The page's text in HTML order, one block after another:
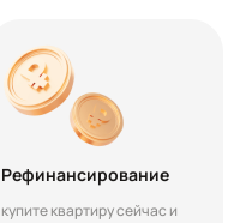
Рефинансирование
купите квартиру сейчас и